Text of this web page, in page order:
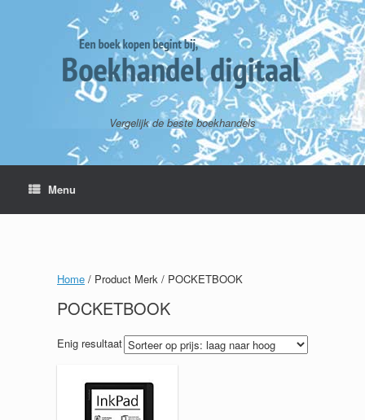
Vergelijk de beste boekhandels
Menu
Home / Product Merk / POCKETBOOK
POCKETBOOK
Enig resultaat